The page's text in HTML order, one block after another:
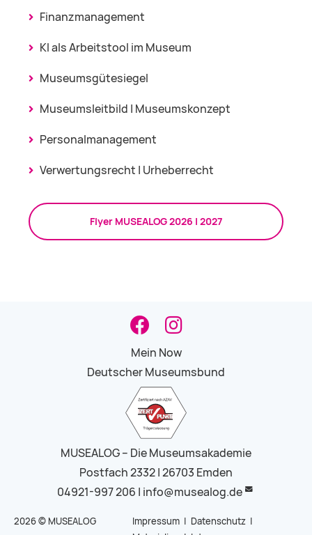
Finanzmanagement
KI als Arbeitstool im Museum
Museumsgütesiegel
Museumsleitbild | Museumskonzept
Personalmanagement
Verwertungsrecht | Urheberrecht
Flyer MUSEALOG 2026 | 2027
MUSEALOG – Die Museumsakademie
Postfach 2332 | 26703 Emden
04921-997 206 | info@musealog.de
Mein Now
Deutscher Museumsbund
2026 © MUSEALOG Impressum | Datenschutz |